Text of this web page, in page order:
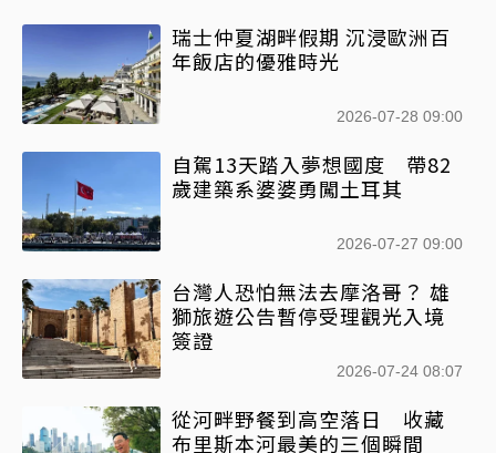
瑞士仲夏湖畔假期 沉浸歐洲百
年飯店的優雅時光
2026-07-28 09:00
自駕13天踏入夢想國度 帶82
歲建築系婆婆勇闖土耳其
2026-07-27 09:00
台灣人恐怕無法去摩洛哥？ 雄
獅旅遊公告暫停受理觀光入境
簽證
2026-07-24 08:07
從河畔野餐到高空落日 收藏
布里斯本河最美的三個瞬間